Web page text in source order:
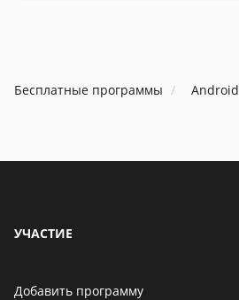
mais si je comprends bien, dans
ce cas, le superandroid n'est pas
Бесплатные программы Android
УЧАСТИЕ
Добавить программу